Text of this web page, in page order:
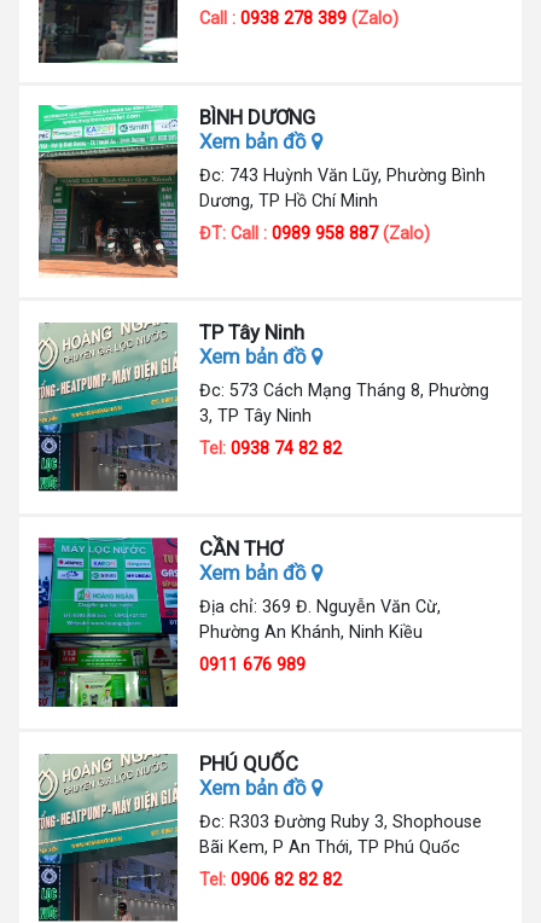
Call :0938 278 389(Zalo)
BÌNH DƯƠNG
Xem bản đồ
Đc: 743 Huỳnh Văn Lũy, Phường Bình
Dương, TP Hồ Chí Minh
ĐT: Call :0989 958 887(Zalo)
TP Tây Ninh
Xem bản đồ
Đc: 573 Cách Mạng Tháng 8, Phường
3, TP Tây Ninh
Tel:0938 74 82 82
CẦN THƠ
Xem bản đồ
Địa chỉ: 369 Đ. Nguyễn Văn Cừ,
Phường An Khánh, Ninh Kiều
0911 676 989
PHÚ QUỐC
Xem bản đồ
Đc: R303 Đường Ruby 3, Shophouse
Bãi Kem, P An Thới, TP Phú Quốc
Tel:0906 82 82 82